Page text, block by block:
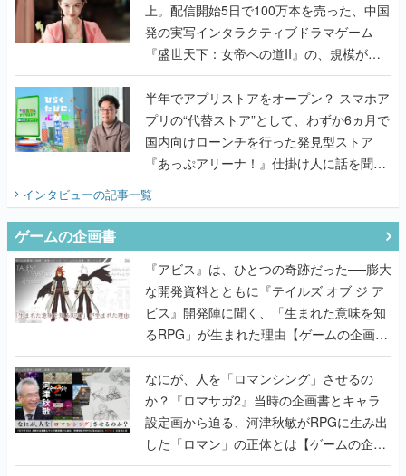
上。配信開始5日で100万本を売った、中国
発の実写インタラクティブドラマゲーム
『盛世天下：女帝への道II』の、規模が違
うこだわりをプロデューサーに聞いた
半年でアプリストアをオープン？ スマホア
プリの“代替ストア”として、わずか6ヵ月で
国内向けローンチを行った発見型ストア
『あっぷアリーナ！』仕掛け人に話を聞い
てみた
インタビューの記事一覧
ゲームの企画書
『アビス』は、ひとつの奇跡だった──膨大
な開発資料とともに『テイルズ オブ ジ ア
ビス』開発陣に聞く、「生まれた意味を知
るRPG」が生まれた理由【ゲームの企画
書】
なにが、人を「ロマンシング」させるの
か？『ロマサガ2』当時の企画書とキャラ
設定画から迫る、河津秋敏がRPGに生み出
した「ロマン」の正体とは【ゲームの企画
書】